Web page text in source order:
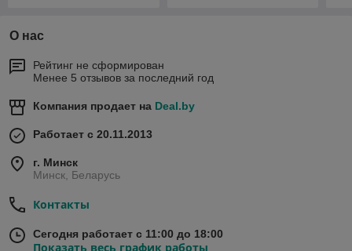
О нас
Рейтинг не сформирован
Менее 5 отзывов за последний год
Компания продает на Deal.by
Работает с 20.11.2013
г. Минск
Минск, Беларусь
Контакты
Сегодня работает с 11:00 до 18:00
Показать весь график работы